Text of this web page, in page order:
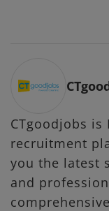
CTgoodjobs is
recruitment
you the latest
and